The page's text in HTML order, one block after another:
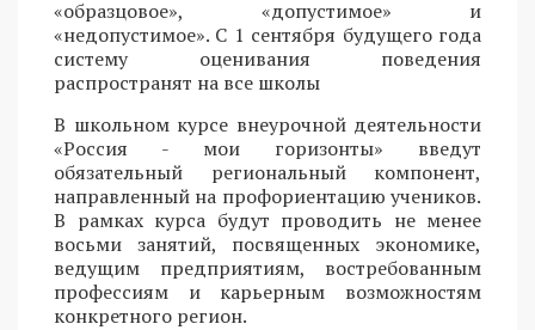
«образцовое», «допустимое» и
«недопустимое». С 1 сентября будущего года
систему оценивания поведения
распространят на все школы
В школьном курсе внеурочной деятельности
«Россия - мои горизонты» введут
обязательный региональный компонент,
направленный на профориентацию учеников.
В рамках курса будут проводить не менее
восьми занятий, посвященных экономике,
ведущим предприятиям, востребованным
профессиям и карьерным возможностям
конкретного регион.